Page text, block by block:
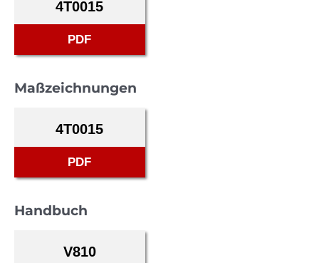
4T0015
PDF
Maßzeichnungen
4T0015
PDF
Handbuch
V810